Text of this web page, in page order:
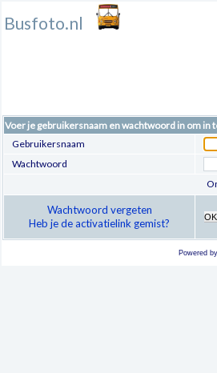
Busfoto.nl
Voer je gebruikersnaam en wachtwoord in om in
Gebruikersnaam
Wachtwoord
Wachtwoord vergeten
Heb je de activatielink gemist?
OK
Powered by